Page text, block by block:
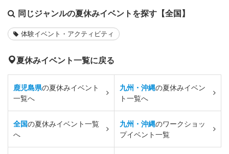
同じジャンルの夏休みイベントを探す【全国】
体験イベント・アクティビティ
夏休みイベント一覧に戻る
鹿児島県の夏休みイベント
一覧へ
九州・沖縄の夏休みイベン
ト一覧へ
全国の夏休みイベント一覧
へ
九州・沖縄のワークショッ
プイベント一覧